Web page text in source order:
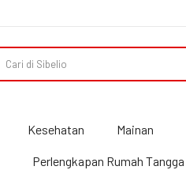
Kesehatan Mainan
Perlengkapan Rumah Tangga